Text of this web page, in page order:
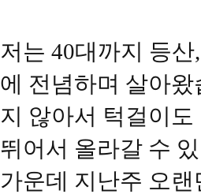
저는 40대까지 등
에 전념하며 살아
지 않아서 턱걸이
뛰어서 올라갈 수
가운데 지난주 오